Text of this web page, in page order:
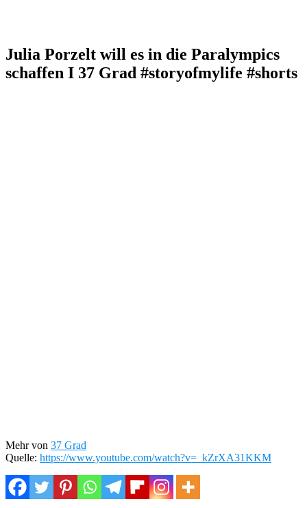
Julia Porzelt will es in die Paralympics
schaffen I 37 Grad #storyofmylife #shorts
Mehr von 37 Grad
Quelle: https://www.youtube.com/watch?v=_kZrXA31KKM